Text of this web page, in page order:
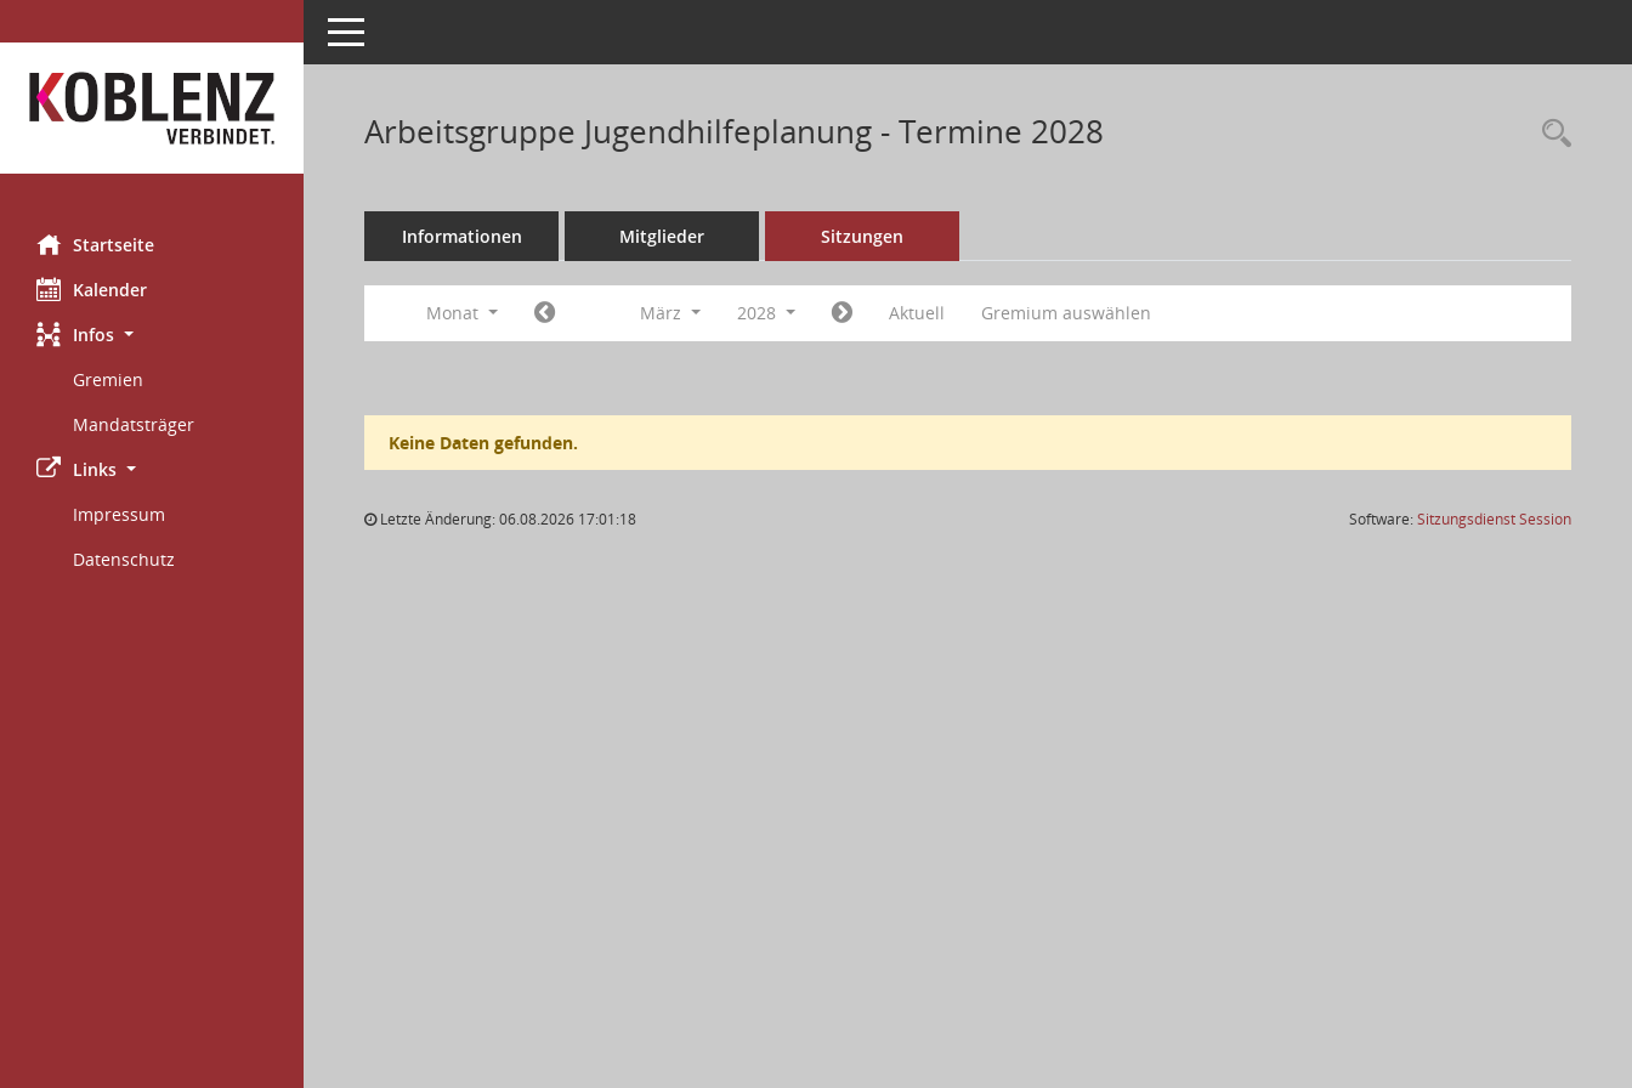
Startseite
Kalender
Infos
Gremien
Mandatsträger
Links
Impressum
Datenschutz
Toggle navigation
Arbeitsgruppe Jugendhilfeplanung - Termine 2028
Informationen Mitglieder Sitzungen
Monat März 2028 Aktuell Gremium auswählen
Keine Daten gefunden.
Letzte Änderung: 06.08.2026 17:01:18 Software:SitzungsdienstSession(Wird in